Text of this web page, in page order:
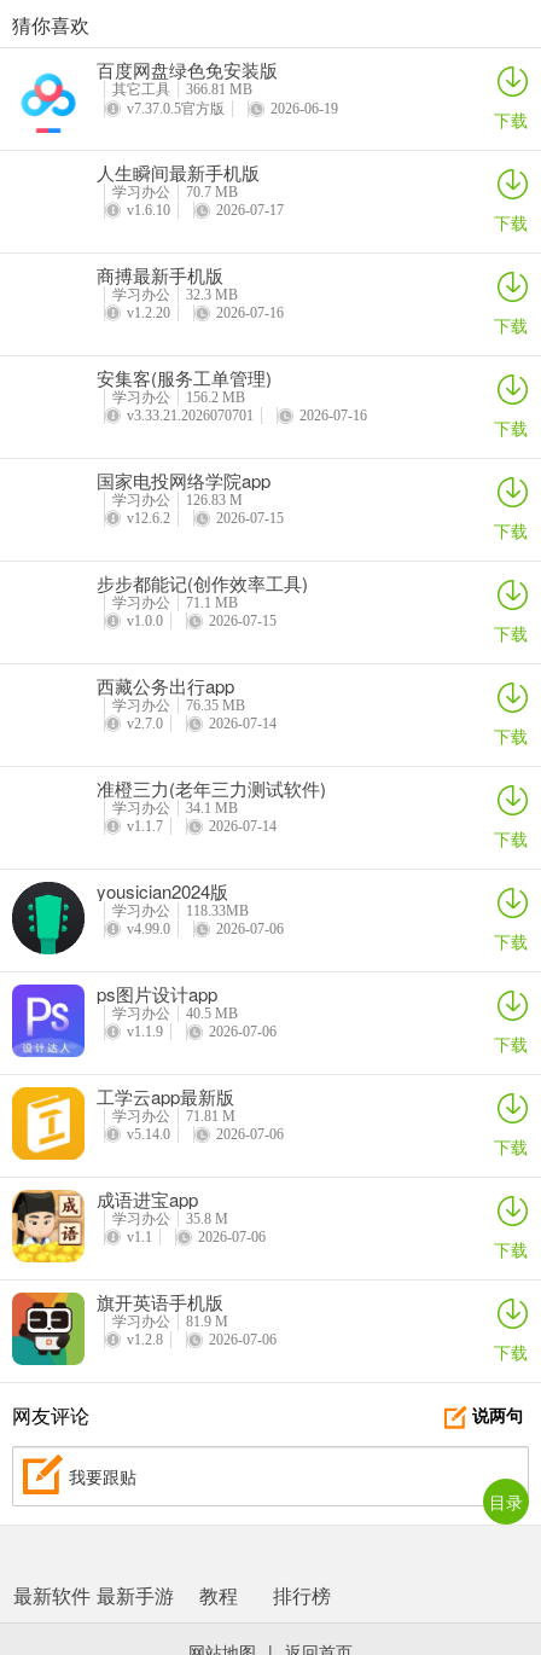
4、多端同步：
支持电脑、手机、平板等多端同步，用户可以随时随地切换设备，保
持工作连续性。
步步都能记(创作效率工具)
详情
西藏公务出行app
详情
准橙三力(老年三力测试软件)
绿联私有云官方版
猜你喜欢
百度网盘绿色免安装版
其它工具
366.81 MB
v7.37.0.5官方版
2026-06-19 下载
人生瞬间最新手机版
学习办公
70.7 MB
v1.6.10
2026-07-17 下载
商搏最新手机版
学习办公
32.3 MB
v1.2.20
2026-07-16 下载
安集客(服务工单管理)
学习办公
156.2 MB
v3.33.21.2026070701
2026-07-16 下载
国家电投网络学院app
学习办公
126.83 M
v12.6.2
2026-07-15 下载
步步都能记(创作效率工具)
学习办公
71.1 MB
v1.0.0
2026-07-15 下载
西藏公务出行app
学习办公
76.35 MB
v2.7.0
2026-07-14 下载
准橙三力(老年三力测试软件)
学习办公
34.1 MB
v1.1.7
2026-07-14 下载
yousician2024版
学习办公
118.33MB
v4.99.0
2026-07-06 下载
ps图片设计app
学习办公
40.5 MB
v1.1.9
2026-07-06 下载
工学云app最新版
学习办公
71.81 M
v5.14.0
2026-07-06 下载
成语进宝app
学习办公
35.8 M
v1.1
2026-07-06 下载
旗开英语手机版
学习办公
81.9 M
v1.2.8
2026-07-06 下载
说两句
网友评论
我要跟贴
最新软件 最新手游 教程 排行榜
目录